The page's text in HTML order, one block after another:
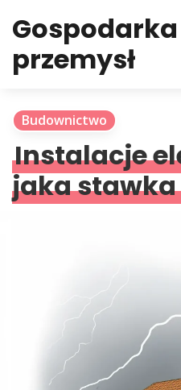
przemysł
Budownictwo
Instalacje
jaka stawka